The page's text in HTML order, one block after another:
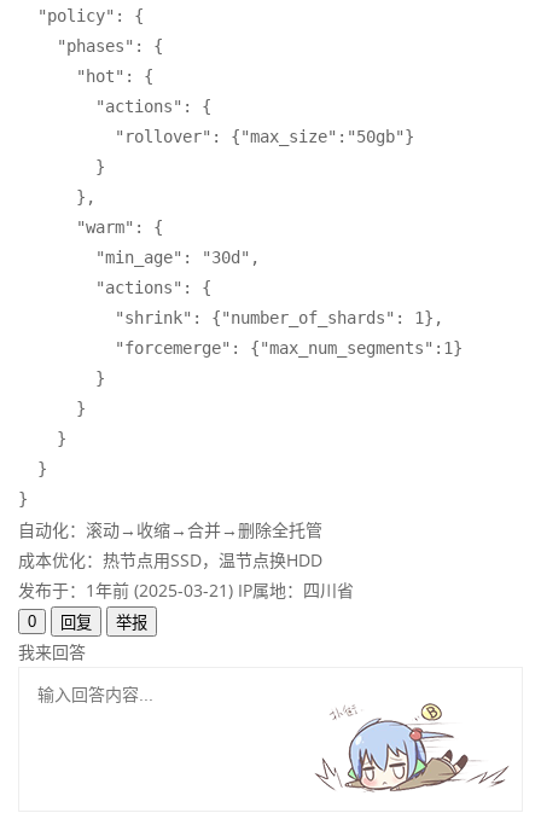
  "policy": {
    "phases": {
      "hot": {
        "actions": {
          "rollover": {"max_size":"50gb"}
        }
      },
      "warm": {
        "min_age": "30d",
        "actions": {
          "shrink": {"number_of_shards": 1},
          "forcemerge": {"max_num_segments":1}
        }
      }
    }
  }
}
自动化：滚动→收缩→合并→删除全托管
成本优化：热节点用SSD，温节点换HDD
发布于：1年前 (2025-03-21) IP属地：四川省
0 回复 举报
我来回答